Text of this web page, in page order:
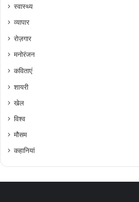
स्वास्थ्य
व्यापार
रोज़गार
मनोरंजन
कविताएं
शायरी
खेल
विश्व
मौसम
कहानियां